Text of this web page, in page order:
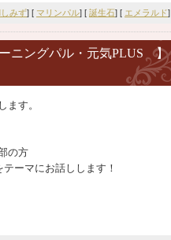
みず] [ マリンパル] [ 誕生石] [ エメラルド]
ニングパル・元気PLUS 】
す。
の方
ーマにお話しします！